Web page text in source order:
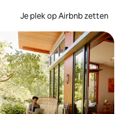
Je plek op Airbnb zetten